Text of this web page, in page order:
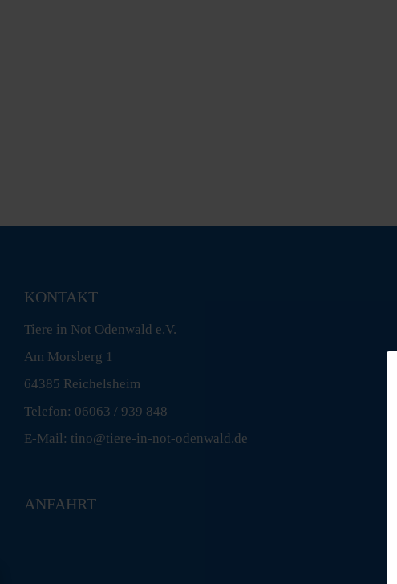
KONTAKT
Tiere in Not Odenwald e.V.
Am Morsberg 1
64385 Reichelsheim
Telefon: 06063 / 939 848
E-Mail: tino@tiere-in-not-odenwald.de
ANFAHRT